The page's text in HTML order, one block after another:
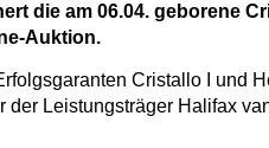
die am 06.04. geborene
Auktion.
Cristallo I und
Leistungsträger Halifax